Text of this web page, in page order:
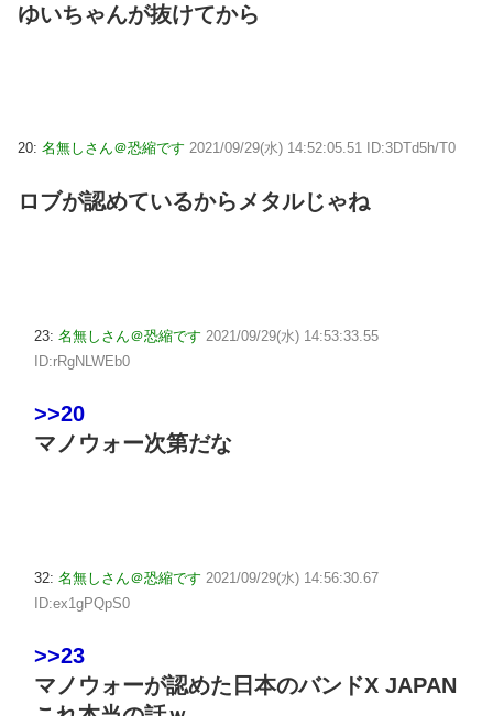
ゆいちゃんが抜けてから
20: 名無しさん＠恐縮です 2021/09/29(水) 14:52:05.51 ID:3DTd5h/T0
ロブが認めているからメタルじゃね
23: 名無しさん＠恐縮です 2021/09/29(水) 14:53:33.55
ID:rRgNLWEb0
>>20
マノウォー次第だな
32: 名無しさん＠恐縮です 2021/09/29(水) 14:56:30.67
ID:ex1gPQpS0
>>23
マノウォーが認めた日本のバンドX JAPAN